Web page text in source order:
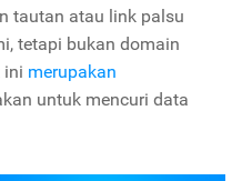
tautan atau link palsu
tetapi bukan domain
ini merupakan
untuk mencuri data